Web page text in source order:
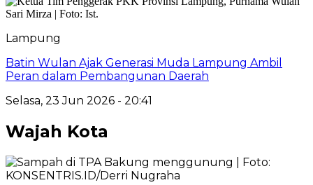
Lampung
Batin Wulan Ajak Generasi Muda Lampung Ambil
Peran dalam Pembangunan Daerah
Selasa, 23 Jun 2026 - 20:41
Wajah Kota